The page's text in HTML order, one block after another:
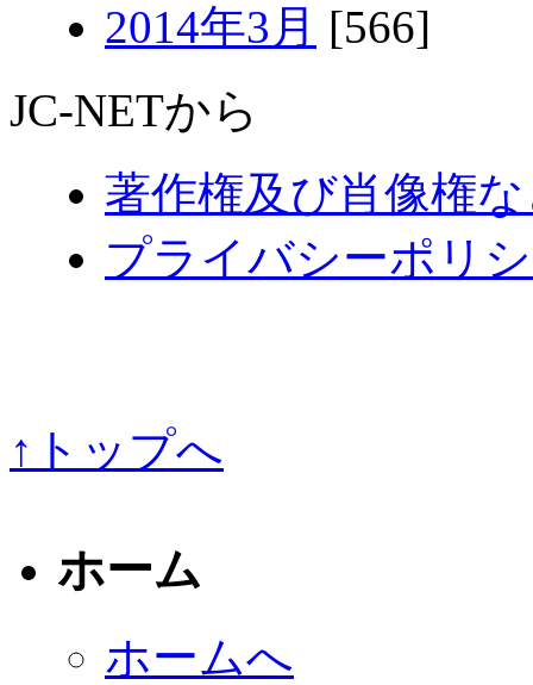
2014年3月 [566]
JC-NETから
著作権及び肖像権
プライバシーポリ
↑トップへ
ホーム
ホームへ